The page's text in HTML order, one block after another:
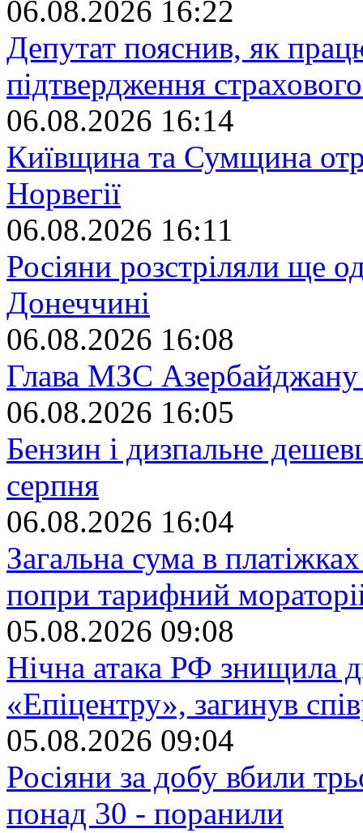
06.08.2026 16:22
Депутат пояснив, як
підтвердження
06.08.2026 16:14
Київщина та Сумщина
Норвегії
06.08.2026 16:11
Росіяни розстріляли ще
Донеччині
06.08.2026 16:08
Глава МЗС Азербайджану
06.08.2026 16:05
Бензин і дизпальне
серпня
06.08.2026 16:04
Загальна сума в
попри тарифний
05.08.2026 09:08
Нічна атака РФ знищила
«Епіцентру», загинув
05.08.2026 09:04
Росіяни за добу вбили
понад 30 - поранили